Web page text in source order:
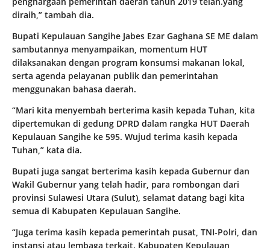
diraih,” tambah dia.
Bupati Kepulauan Sangihe Jabes Ezar Gaghana SE ME dalam
sambutannya menyampaikan, momentum HUT
dilaksanakan dengan program konsumsi makanan lokal,
serta agenda pelayanan publik dan pemerintahan
menggunakan bahasa daerah.
“Mari kita menyembah berterima kasih kepada Tuhan, kita
dipertemukan di gedung DPRD dalam rangka HUT Daerah
Kepulauan Sangihe ke 595. Wujud terima kasih kepada
Tuhan,” kata dia.
Bupati juga sangat berterima kasih kepada Gubernur dan
Wakil Gubernur yang telah hadir, para rombongan dari
provinsi Sulawesi Utara (Sulut), selamat datang bagi kita
semua di Kabupaten Kepulauan Sangihe.
“Juga terima kasih kepada pemerintah pusat, TNI-Polri, dan
instansi atau lembaga terkait. Kabupaten Kepulauan